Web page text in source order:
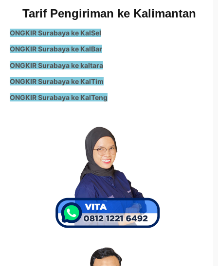
Tarif Pengiriman ke Kalimantan
ONGKIR Surabaya ke KalSel
ONGKIR Surabaya ke KalBar
ONGKIR Surabaya ke kaltara
ONGKIR Surabaya ke KalTim
ONGKIR Surabaya ke KalTeng